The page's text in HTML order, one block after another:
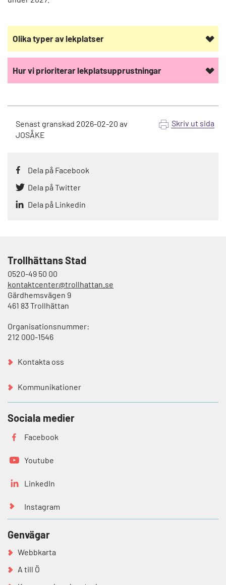
Olika typer av lekplatser
Hur vi prioriterar lekplatsupprustningar
Senast granskad 2026-02-20 av
JOSÅKE
Skriv ut sida
Dela på Facebook
Dela på Twitter
Dela på Linkedin
Trollhättans Stad
0520-49 50 00
kontaktcenter@trollhattan.se
Gärdhemsvägen 9
461 83 Trollhättan
Organisationsnummer:
212 000-1546
Kontakta oss
Kommunikationer
Sociala medier
Facebook
Youtube
LinkedIn
Instagram
Genvägar
Webbkarta
A till Ö